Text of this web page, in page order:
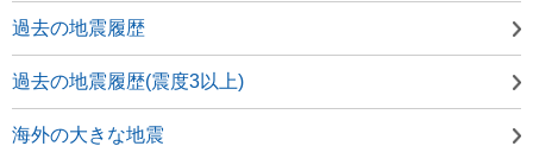
過去の地震履歴
過去の地震履歴(震度3以上)
海外の大きな地震